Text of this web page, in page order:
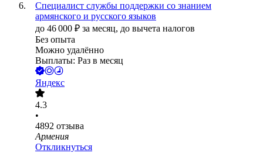
Специалист службы поддержки со знанием
армянского и русского языков
до 46 000 ₽ за месяц, до вычета налогов
Без опыта
Можно удалённо
Выплаты: Раз в месяц
Яндекс
4.3
•
4892 отзыва
Армения
Откликнуться